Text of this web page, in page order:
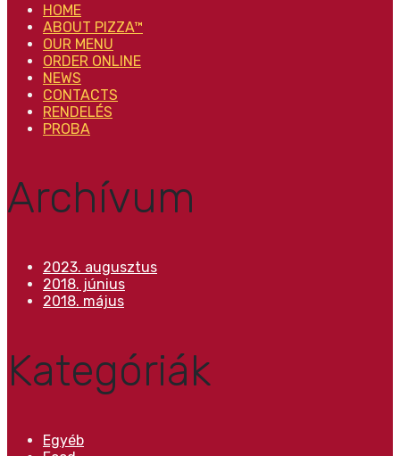
HOME
ABOUT PIZZA™
OUR MENU
ORDER ONLINE
NEWS
CONTACTS
RENDELÉS
PROBA
Archívum
2023. augusztus
2018. június
2018. május
Kategóriák
Egyéb